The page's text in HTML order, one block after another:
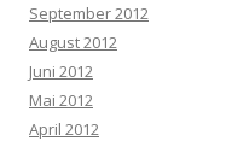
September 2012
August 2012
Juni 2012
Mai 2012
April 2012